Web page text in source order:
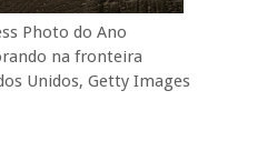
Photo do Ano
na fronteira
Unidos, Getty Images